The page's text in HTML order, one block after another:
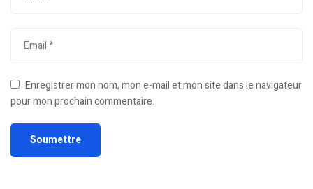
Enregistrer mon nom, mon e-mail et mon site dans le navigateur
pour mon prochain commentaire.